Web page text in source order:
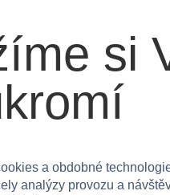
i holky. Skvělý doplněk
si
a obdobné
analýzy provozu a